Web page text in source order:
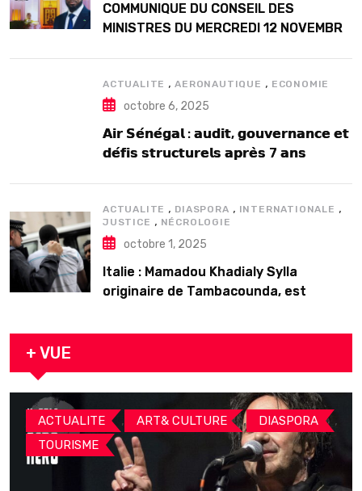
COMMUNIQUE DU CONSEIL DES
MINISTRES DU MERCREDI 12 NOVEMBRE
ACTUALITE ,AERONAUTIQUE , ECONOMIE
octobre 6, 2025
𝗔𝗶𝗿 𝗦𝗲́𝗻𝗲́𝗴𝗮𝗹 : 𝗮𝘂𝗱𝗶𝘁, 𝗴𝗼𝘂𝘃𝗲𝗿𝗻𝗮𝗻𝗰𝗲 𝗲𝘁
𝗱𝗲́𝗳𝗶𝘀 𝘀𝘁𝗿𝘂𝗰𝘁𝘂𝗿𝗲𝗹𝘀 𝗮𝗽𝗿𝗲̀𝘀 7 𝗮𝗻𝘀
ACTUALITE , DIASPORA , INTERNATIONALE ,
JUSTICE , NÉCROLOGIE
octobre 1, 2025
Italie : Mamadou Khadialy Sylla
originaire de Tambacounda, est
arrestation
+ VUE
ACTUALITE , ART& CULTURE , DIASPORA ,
TOURISME